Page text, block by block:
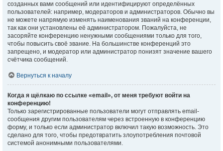
созданных вами сообщений или идентифицируют определённых
пользователей: например, модераторов и администраторов. Обычно вы
не можете напрямую изменять наименования званий на конференции,
так как они установлены её администратором. Пожалуйста, не
засоряйте конференцию ненужными сообщениями только для того,
чтобы повысить своё звание. На большинстве конференций это
запрещено, и модератор или администратор понизят значение вашего
счётчика сообщений.
Вернуться к началу
Когда я щёлкаю по ссылке «email», от меня требуют войти на
конференцию!
Только зарегистрированные пользователи могут отправлять email-
сообщения другим пользователям через встроенную в конференцию
форму, и только если администратор включил такую возможность. Это
сделано для того, чтобы предотвратить злоупотребления почтовой
системой анонимными пользователями.